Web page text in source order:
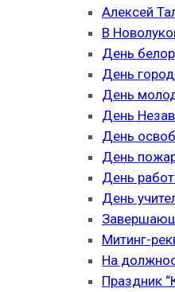
Алексей
В
День
День
День
День
День
День
День
День
Митинг-
На
Праздник